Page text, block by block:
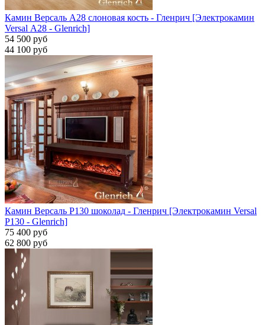
Камин Версаль A28 слоновая кость - Гленрич [Электрокамин
Versal А28 - Glenrich]
54 500 руб
44 100 руб
Камин Версаль P130 шоколад - Гленрич [Электрокамин Versal
P130 - Glenrich]
75 400 руб
62 800 руб